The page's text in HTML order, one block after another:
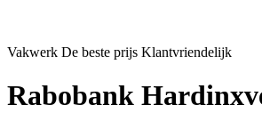
Vakwerk De beste prijs Klantvriendelijk
Rabobank